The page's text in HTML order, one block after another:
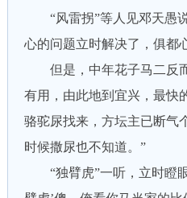
“风雷拐”等人见邓天愚
心的问题立时解决了，俱都
但是，中年花子马二反
有用，由此地到宜兴，最快
骆驼尿找来，方坛主已断气
时候撒尿也不知道。”
“独臂虎”一听，立时瞪眼